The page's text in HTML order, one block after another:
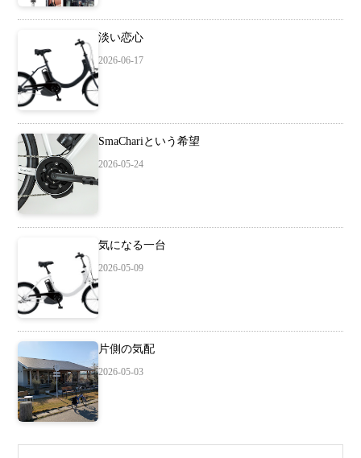
淡い恋心
2026-06-17
SmaChariという希望
2026-05-24
気になる一台
2026-05-09
片側の気配
2026-05-03